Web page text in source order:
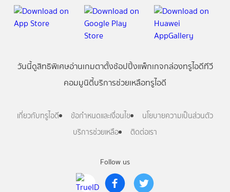
Follow us
วันนี้ดูสิทธิพิเศษอ่านเกมตาตั้งช้อปปิ้งแพ็กเกจกล่องทรูไอดีทีวี
คอมมูนิตี้บริการช่วยเหลือทรูไอดี
เกี่ยวกับทรูไอดี ข้อกำหนดและเงื่อนไข
นโยบายความเป็นส่วนตัว
บริการช่วยเหลือ
ติดต่อเรา